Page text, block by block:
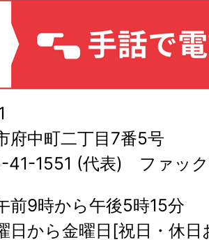
府中町二丁目7番5号
41-1551 (代表) ファッ
前9時から午後5時15分
日から金曜日[祝日・休